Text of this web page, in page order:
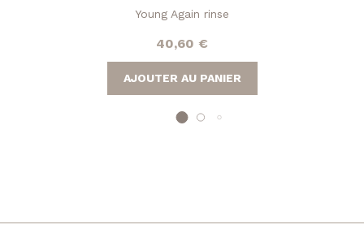
Young Again rinse
40,60 €
AJOUTER AU PANIER